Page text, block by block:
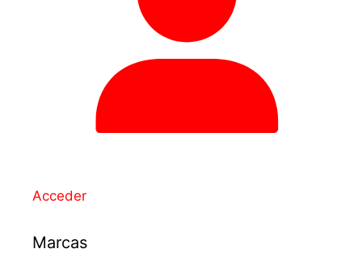
Acceder
Marcas